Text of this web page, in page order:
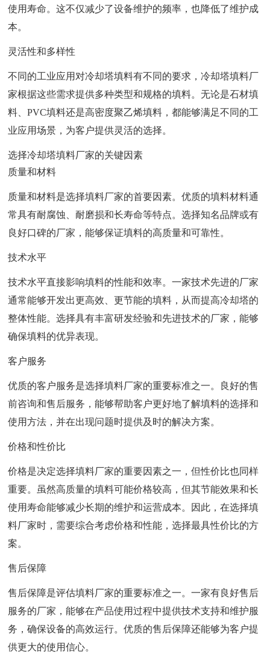
使用寿命。这不仅减少了设备维护的频率，也降低了维护成
本。
灵活性和多样性
不同的工业应用对冷却塔填料有不同的要求，冷却塔填料厂
家根据这些需求提供多种类型和规格的填料。无论是石材填
料、PVC填料还是高密度聚乙烯填料，都能够满足不同的工
业应用场景，为客户提供灵活的选择。
选择冷却塔填料厂家的关键因素
质量和材料
质量和材料是选择填料厂家的首要因素。优质的填料材料通
常具有耐腐蚀、耐磨损和长寿命等特点。选择知名品牌或有
良好口碑的厂家，能够保证填料的高质量和可靠性。
技术水平
技术水平直接影响填料的性能和效率。一家技术先进的厂家
通常能够开发出更高效、更节能的填料，从而提高冷却塔的
整体性能。选择具有丰富研发经验和先进技术的厂家，能够
确保填料的优异表现。
客户服务
优质的客户服务是选择填料厂家的重要标准之一。良好的售
前咨询和售后服务，能够帮助客户更好地了解填料的选择和
使用方法，并在出现问题时提供及时的解决方案。
价格和性价比
价格是决定选择填料厂家的重要因素之一，但性价比也同样
重要。虽然高质量的填料可能价格较高，但其节能效果和长
使用寿命能够减少长期的维护和运营成本。因此，在选择填
料厂家时，需要综合考虑价格和性能，选择最具性价比的方
案。
售后保障
售后保障是评估填料厂家的重要标准之一。一家有良好售后
服务的厂家，能够在产品使用过程中提供技术支持和维护服
务，确保设备的高效运行。优质的售后保障还能够为客户提
供更大的使用信心。